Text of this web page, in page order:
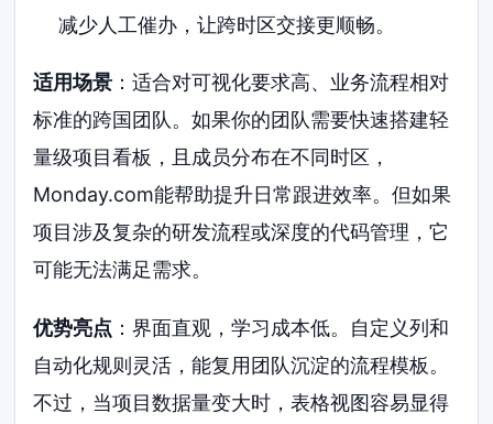
减少人工催办，让跨时区交接更顺畅。
适用场景 ：适合对可视化要求高、业务流程相对
标准的跨国团队。如果你的团队需要快速搭建轻
量级项目看板，且成员分布在不同时区，
Monday.com能帮助提升日常跟进效率。但如果
项目涉及复杂的研发流程或深度的代码管理，它
可能无法满足需求。
优势亮点 ：界面直观，学习成本低。自定义列和
自动化规则灵活，能复用团队沉淀的流程模板。
不过，当项目数据量变大时，表格视图容易显得